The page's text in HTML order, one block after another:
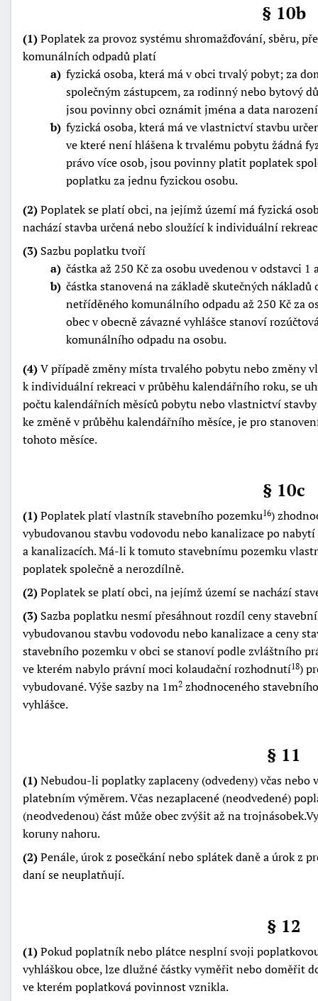
§ 10b
(1)Poplatek za provoz systému shromažďování, sběru,
komunálních odpadů platí
a fyzická osoba, která má v obci trvalý pobyt; za
společným zástupcem, za rodinný nebo bytový
jsou povinny obci oznámit jména a data
b fyzická osoba, která má ve vlastnictví stavbu
ve které není hlášena k trvalému pobytu žádná
právo více osob, jsou povinny platit poplatek
poplatku za jednu fyzickou osobu.
(2)Poplatek se platí obci, na jejímž území má fyzická
nachází stavba určená nebo sloužící k individuální
(3) Sazbu poplatku tvoří
a částka až 250 Kč za osobu uvedenou v odstavci 1
b částka stanovená na základě skutečných
netříděného komunálního odpadu až 250 Kč za
obec v obecně závazné vyhlášce stanoví
komunálního odpadu na osobu.
(4)V případě změny místa trvalého pobytu nebo změny
k individuální rekreaci v průběhu kalendářního roku, se
počtu kalendářních měsíců pobytu nebo vlastnictví
ke změně v průběhu kalendářního měsíce, je pro
tohoto měsíce.
§ 10c
(1)Poplatek platí vlastník stavebního pozemku16)
vybudovanou stavbu vodovodu nebo kanalizace po
a kanalizacích. Má-li k tomuto stavebnímu pozemku
poplatek společně a nerozdílně.
(2)Poplatek se platí obci, na jejímž území se nachází
(3) Sazba poplatku nesmí přesáhnout rozdíl ceny
vybudovanou stavbu vodovodu nebo kanalizace a ceny
stavebního pozemku v obci se stanoví podle zvláštního
ve kterém nabylo právní moci kolaudační rozhodnutí18)
vybudované. Výše sazby na 1m2 zhodnoceného
vyhlášce.
§ 11
(1)Nebudou-li poplatky zaplaceny (odvedeny) včas nebo
platebním výměrem. Včas nezaplacené (neodvedené)
(neodvedenou) část může obec zvýšit až na
koruny nahoru.
(2)Penále, úrok z posečkání nebo splátek daně a úrok z
daní se neuplatňují.
§ 12
(1)Pokud poplatník nebo plátce nesplní svoji
vyhláškou obce, lze dlužné částky vyměřit nebo doměřit
ve kterém poplatková povinnost vznikla.